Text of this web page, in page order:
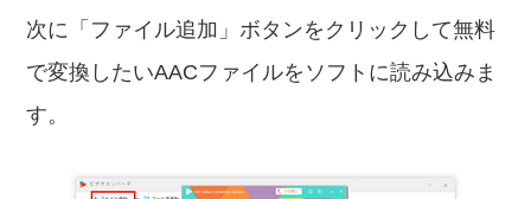
次に「ファイル追加」ボタンをクリックして無料
で変換したいAACファイルをソフトに読み込みま
す。